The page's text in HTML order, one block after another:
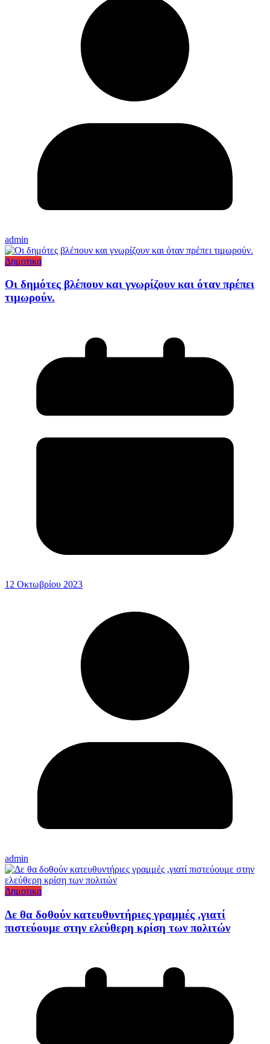
admin
Δημοτικα
Οι δημότες βλέπουν και γνωρίζουν και όταν πρέπει
τιμωρούν.
12 Οκτωβρίου 2023
admin
Δημοτικα
Δε θα δοθούν κατευθυντήριες γραμμές ,γιατί
πιστεύουμε στην ελεύθερη κρίση των πολιτών